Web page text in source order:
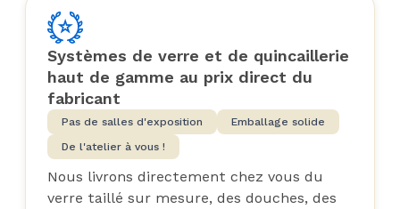
Systèmes de verre et de quincaillerie
haut de gamme au prix direct du
fabricant
Pas de salles d'exposition
Emballage solide
De l'atelier à vous !
Nous livrons directement chez vous du
verre taillé sur mesure, des douches, des